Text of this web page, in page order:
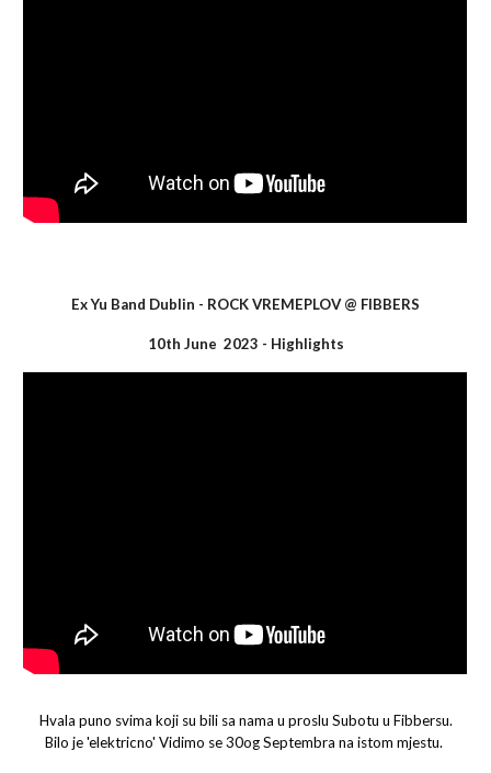
Ex Yu Band Dublin - ROCK VREMEPLOV@ FIBBERS
10th June 2023 - Highlights
Hvala puno svima koji su bili sa nama u proslu Subotu u Fibbersu.
Bilo je 'elektricno' Vidimo se 30og Septembra na istom mjestu.